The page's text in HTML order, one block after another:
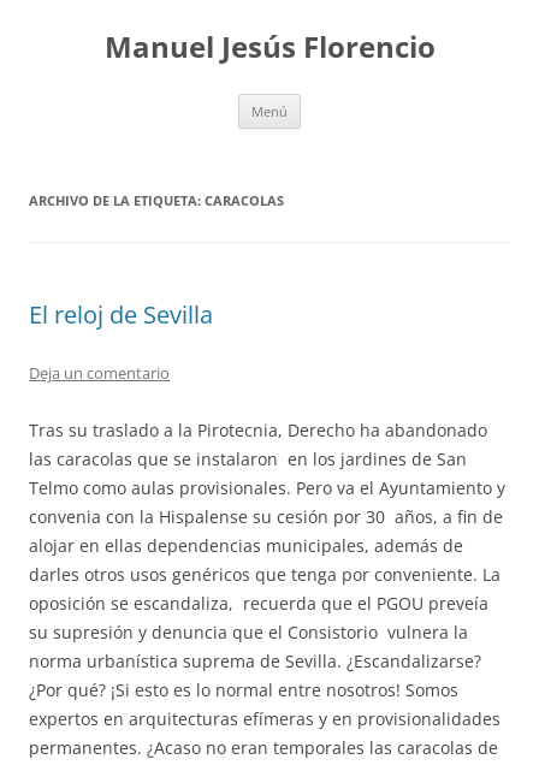
contenidoManuel Jesús Florencio
Menú
ARCHIVO DE LA ETIQUETA: CARACOLAS
El reloj de Sevilla
Deja un comentario
Tras su traslado a la Pirotecnia, Derecho ha abandonado
las caracolas que se instalaron en los jardines de San
Telmo como aulas provisionales. Pero va el Ayuntamiento y
convenia con la Hispalense su cesión por 30 años, a fin de
alojar en ellas dependencias municipales, además de
darles otros usos genéricos que tenga por conveniente. La
oposición se escandaliza, recuerda que el PGOU preveía
su supresión y denuncia que el Consistorio vulnera la
norma urbanística suprema de Sevilla. ¿Escandalizarse?
¿Por qué? ¡Si esto es lo normal entre nosotros! Somos
expertos en arquitecturas efímeras y en provisionalidades
permanentes. ¿Acaso no eran temporales las caracolas de